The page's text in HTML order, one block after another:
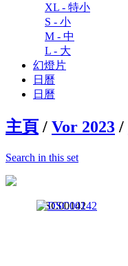
XL - 特小
S - 小
M - 中
L - 大
幻燈片
日曆
日曆
主頁 / Vor 2023 /
Search in this set
DSC00142